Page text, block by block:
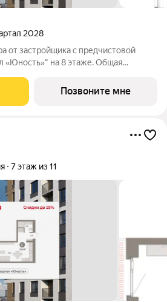
2028
от застройщика с предчистовой
«Юность»" на 8 этаже. Общая
Высота потолков 2.7 м. Квартира с
Позвоните мне
7 этаж из 11